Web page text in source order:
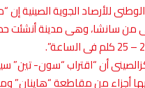
من سانشا، وهى مدينة أنشئت
أن “اقتراب “سون- تين”
أجزاء من مقاطعة “هاينان”